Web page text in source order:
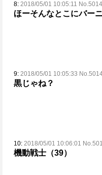
8: 2018/05/01 10:05:11
ほーそんなとこにバー
9: 2018/05/01 10:05:33
黒じゃね？
10: 2018/05/01 10:06:01
機動戦士（39）